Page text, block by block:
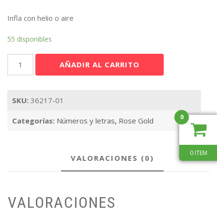
Infla con helio o aire
55 disponibles
34"
AÑADIR AL CARRITO
SKU: 36217-01
Categorías: Números y letras, Rose Gold
VALORACIONES (0)
VALORACIONES
0
0 ITEM